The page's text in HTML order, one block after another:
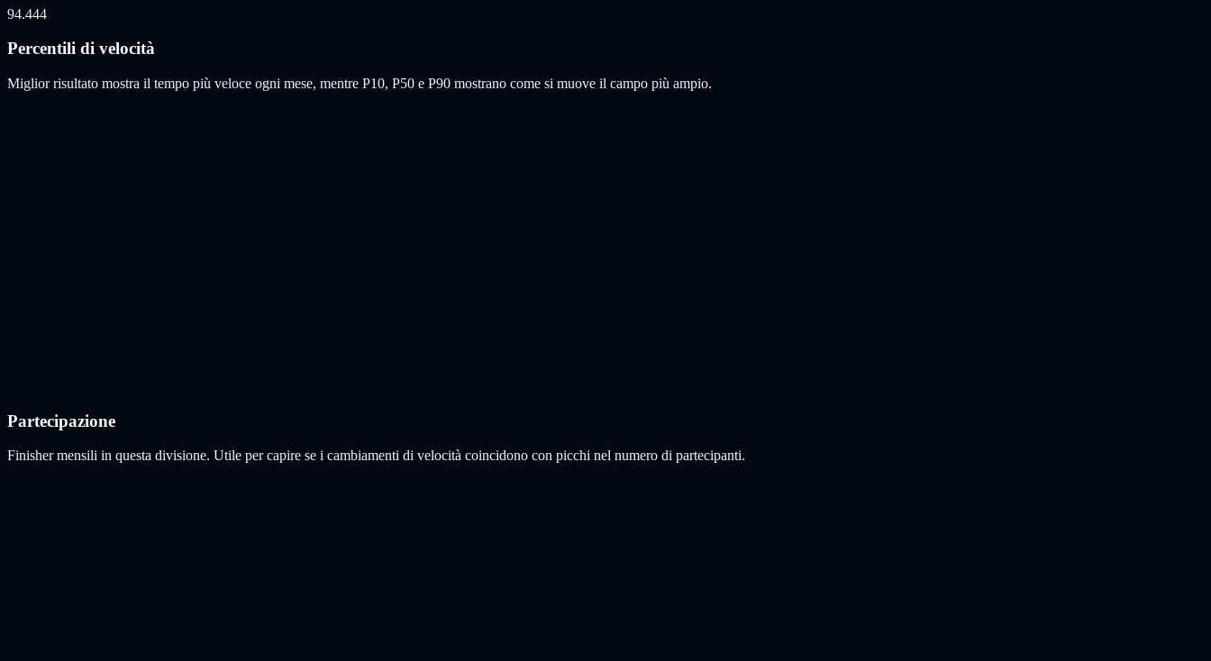
94.444
Percentili di velocità
Miglior risultato mostra il tempo più veloce ogni mese, mentre P10, P50 e P90 mostrano come si muove il campo più ampio.
Partecipazione
Finisher mensili in questa divisione. Utile per capire se i cambiamenti di velocità coincidono con picchi nel numero di partecipanti.